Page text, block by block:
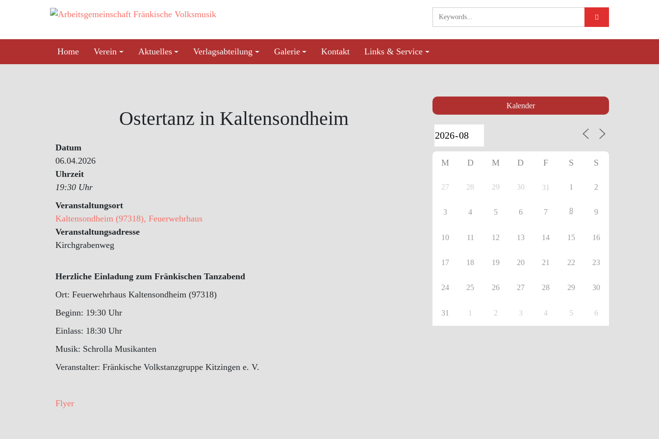
Home
Verein Aktuelles Verlagsabteilung Galerie Kontakt Links & Service
Ostertanz in Kaltensondheim
Datum
06.04.2026
Uhrzeit
19:30 Uhr
Veranstaltungsort
Kaltensondheim (97318), Feuerwehrhaus
Veranstaltungsadresse
Kirchgrabenweg
Herzliche Einladung zum Fränkischen Tanzabend
Ort: Feuerwehrhaus Kaltensondheim (97318)
Beginn: 19:30 Uhr
Einlass: 18:30 Uhr
Musik: Schrolla Musikanten
Veranstalter: Fränkische Volkstanzgruppe Kitzingen e. V.
Flyer
Kalender
M D M D F S S
27 28 29 30 31 1 2
3 4 5 6 7 8 9
10 11 12 13 14 15 16
17 18 19 20 21 22 23
24 25 26 27 28 29 30
31 1 2 3 4 5 6